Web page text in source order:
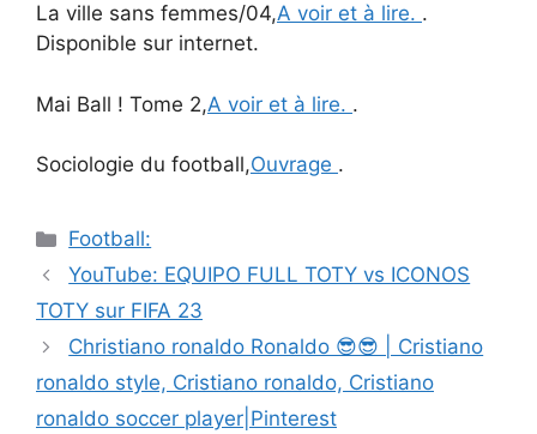
La ville sans femmes/04,A voir et à lire. .
Disponible sur internet.
Mai Ball ! Tome 2,A voir et à lire. .
Sociologie du football,Ouvrage .
Catégories
Football:
Navigation
des
YouTube: EQUIPO FULL TOTY vs ICONOS
TOTY sur FIFA 23
Christiano ronaldo Ronaldo 😎😎 | Cristiano
ronaldo style, Cristiano ronaldo, Cristiano
ronaldo soccer player|Pinterest